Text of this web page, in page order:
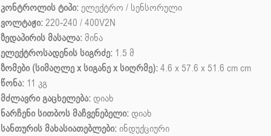
კონტროლის ტიპი:ელექტრო / სენსორული
ვოლტაჟი:220-240 / 400V2N
ზედაპირის მასალა: მინა
ელექტროსადენის სიგრძე: 1.5 მ
ზომები (სიმაღლე x სიგანე x სიღრმე):4.6 x 57.6 x 51.6 cm cm
წონა: 11 კგ
მძლავრი გაცხელება: დიახ
ნარჩენი სითბოს მაჩვენებელი: დიახ
სანთურის მახასიათებლები:ინდუქციური